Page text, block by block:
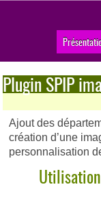
Plugin SPIP
Ajout des
création d’une
personnalisation